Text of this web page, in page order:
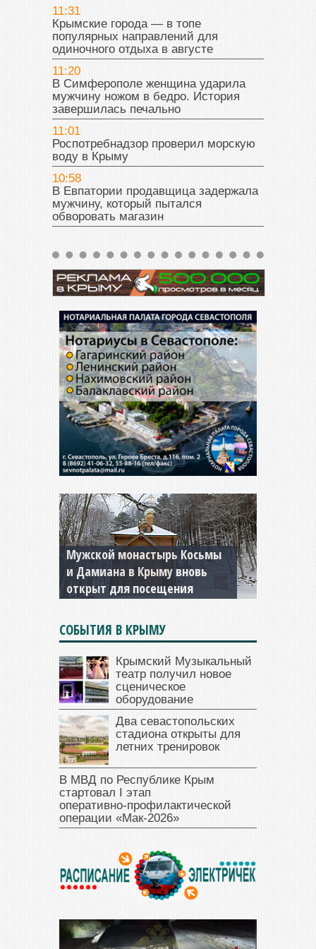
11:31
Крымские города — в топе
популярных направлений для
одиночного отдыха в августе
11:20
В Симферополе женщина ударила
мужчину ножом в бедро. История
завершилась печально
11:01
Роспотребнадзор проверил морскую
воду в Крыму
10:58
В Евпатории продавщица задержала
мужчину, который пытался
обворовать магазин
Мужской монастырь Косьмы
и Дамиана в Крыму вновь
открыт для посещения
СОБЫТИЯ В КРЫМУ
Крымский Музыкальный
театр получил новое
сценическое
оборудование
Два севастопольских
стадиона открыты для
летних тренировок
В МВД по Республике Крым
стартовал I этап
оперативно‑профилактической
операции «Мак‑2026»